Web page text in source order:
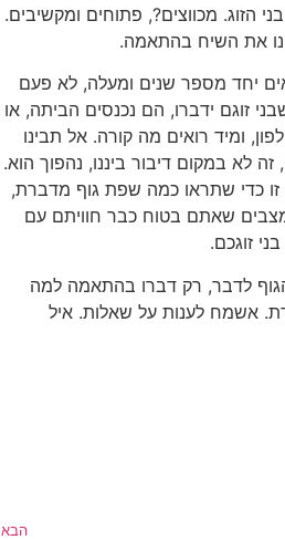
הזוג. מכווצים?, פתוחים ומקשיבים.
את השיח בהתאמה.
יחד מספר שנים ומעלה, לא פעם
זוגם ידברו, הם נכנסים הביתה, או
ומיד רואים מה קורה. אל תבינו
זה לא במקום דיבור ביננו, נהפוך הוא.
זו כדי שתראו כמה שפת גוף מדברת,
שאתם בטוח כבר חוויתם עם
זוגכם.
לדבר, רק דברו בהתאמה למה
אשמח לענות על שאלות. איל
הבא